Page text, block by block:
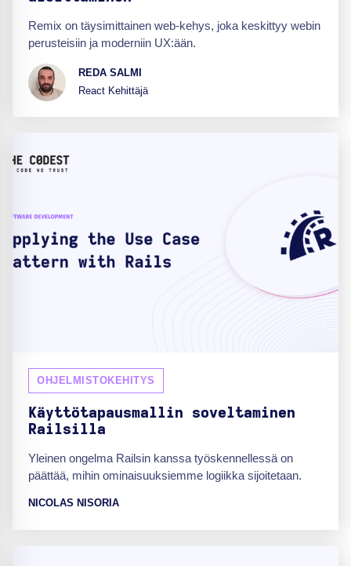
Remix on täysimittainen web-kehys, joka keskittyy webin
perusteisiin ja moderniin UX:ään.
REDA SALMI
React Kehittäjä
OHJELMISTOKEHITYS
Käyttötapausmallin soveltaminen
Railsilla
Yleinen ongelma Railsin kanssa työskennellessä on
päättää, mihin ominaisuuksiemme logiikka sijoitetaan.
NICOLAS NISORIA